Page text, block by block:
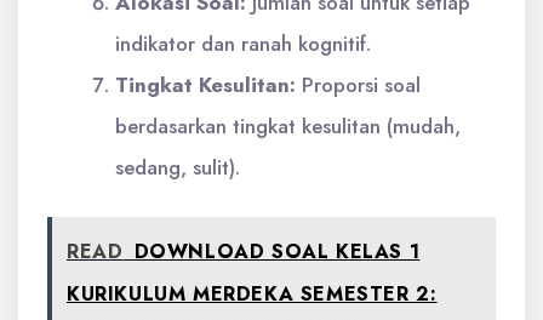
indikator dan ranah kognitif.
Tingkat Kesulitan: Proporsi soal
berdasarkan tingkat kesulitan (mudah,
sedang, sulit).
READ DOWNLOAD SOAL KELAS 1
KURIKULUM MERDEKA SEMESTER 2: